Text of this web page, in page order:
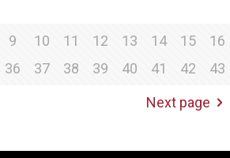
9 10 11 12 13 14 15 16
36 37 38 39 40 41 42 43
Next page